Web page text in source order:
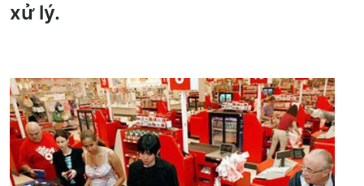
xử lý.